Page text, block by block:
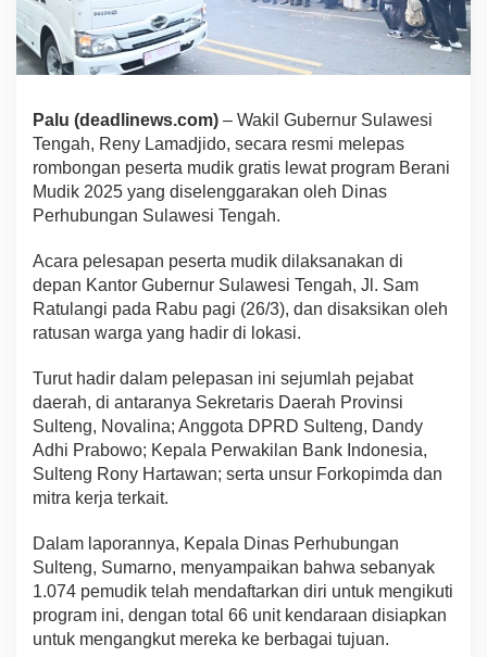
Palu (deadlinews.com) – Wakil Gubernur Sulawesi
Tengah, Reny Lamadjido, secara resmi melepas
rombongan peserta mudik gratis lewat program Berani
Mudik 2025 yang diselenggarakan oleh Dinas
Perhubungan Sulawesi Tengah.
Acara pelesapan peserta mudik dilaksanakan di
depan Kantor Gubernur Sulawesi Tengah, Jl. Sam
Ratulangi pada Rabu pagi (26/3), dan disaksikan oleh
ratusan warga yang hadir di lokasi.
Turut hadir dalam pelepasan ini sejumlah pejabat
daerah, di antaranya Sekretaris Daerah Provinsi
Sulteng, Novalina; Anggota DPRD Sulteng, Dandy
Adhi Prabowo; Kepala Perwakilan Bank Indonesia,
Sulteng Rony Hartawan; serta unsur Forkopimda dan
mitra kerja terkait.
Dalam laporannya, Kepala Dinas Perhubungan
Sulteng, Sumarno, menyampaikan bahwa sebanyak
1.074 pemudik telah mendaftarkan diri untuk mengikuti
program ini, dengan total 66 unit kendaraan disiapkan
untuk mengangkut mereka ke berbagai tujuan.